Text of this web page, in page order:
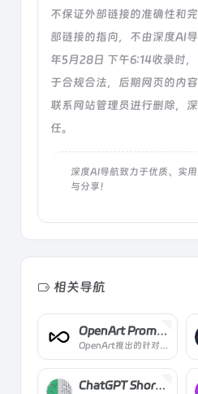
不保证外部链接的准确性和
部链接的指向，不由深度AI
年5月28日 下午6:14收录时
于合规合法，后期网页的内
联系网站管理员进行删除，
任。
深度AI导航致力于优质、实
与分享！
相关导航
OpenArt Prompt Book
OpenArt推出的针对Stable Diffusion指令的手册
ChatGPT Shortcut